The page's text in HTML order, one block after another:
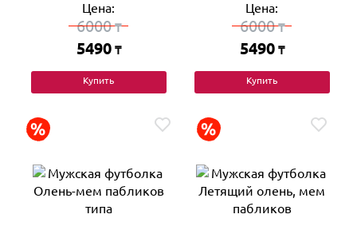
Цена:
6000₸
5490 ₸
Купить
Цена:
6000₸
5490 ₸
Купить